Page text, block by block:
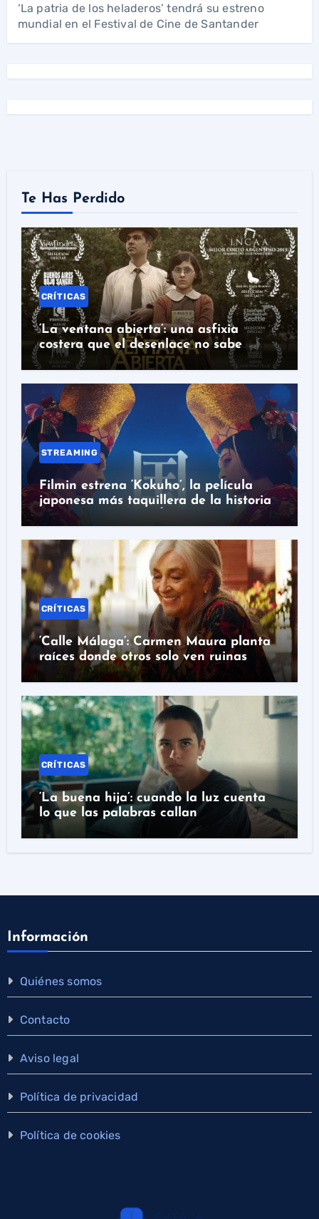
‘La patria de los heladeros’ tendrá su estreno
mundial en el Festival de Cine de Santander
Te Has Perdido
CRÍTICAS
‘La ventana abierta’: una asfixia
costera que el desenlace no sabe
rematar
STREAMING
Filmin estrena ‘Kokuho’, la película
japonesa más taquillera de la historia
con nominación al Óscar
CRÍTICAS
‘Calle Málaga’: Carmen Maura planta
raíces donde otros solo ven ruinas
CRÍTICAS
‘La buena hija’: cuando la luz cuenta
lo que las palabras callan
Información
Quiénes somos
Contacto
Aviso legal
Política de privacidad
Política de cookies